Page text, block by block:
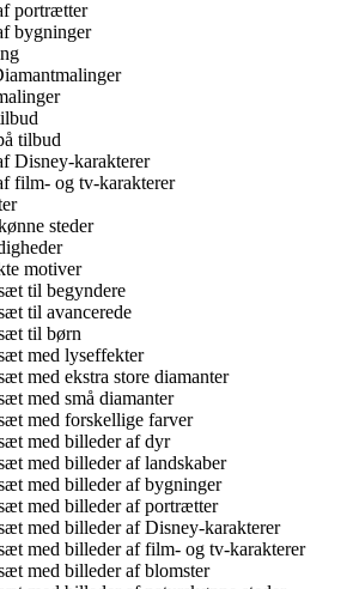
portrætter
bygninger
tilbud
Disney-karakterer
film- og tv-karakterer
steder
motiver
til begyndere
til avancerede
til børn
med lyseffekter
med ekstra store diamanter
med små diamanter
med forskellige farver
med billeder af dyr
med billeder af landskaber
med billeder af bygninger
med billeder af portrætter
med billeder af Disney-karakterer
med billeder af film- og tv-karakterer
med billeder af blomster